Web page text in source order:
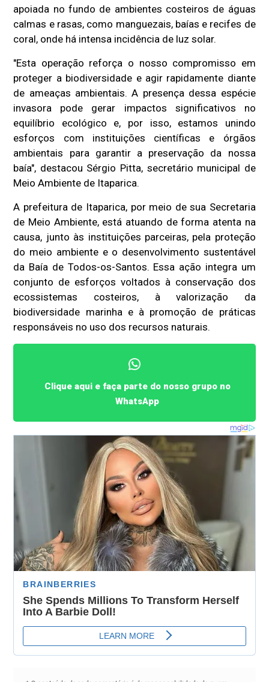
apoiada no fundo de ambientes costeiros de águas
calmas e rasas, como manguezais, baías e recifes de
coral, onde há intensa incidência de luz solar.
"Esta operação reforça o nosso compromisso em
proteger a biodiversidade e agir rapidamente diante
de ameaças ambientais. A presença dessa espécie
invasora pode gerar impactos significativos no
equilíbrio ecológico e, por isso, estamos unindo
esforços com instituições científicas e órgãos
ambientais para garantir a preservação da nossa
baía", destacou Sérgio Pitta, secretário municipal de
Meio Ambiente de Itaparica.
A prefeitura de Itaparica, por meio de sua Secretaria
de Meio Ambiente, está atuando de forma atenta na
causa, junto às instituições parceiras, pela proteção
do meio ambiente e o desenvolvimento sustentável
da Baía de Todos-os-Santos. Essa ação integra um
conjunto de esforços voltados à conservação dos
ecossistemas costeiros, à valorização da
biodiversidade marinha e à promoção de práticas
responsáveis no uso dos recursos naturais.
Clique aqui e faça parte do nosso grupo no
WhatsApp